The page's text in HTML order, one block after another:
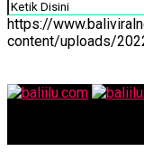
https://
content/uploads/